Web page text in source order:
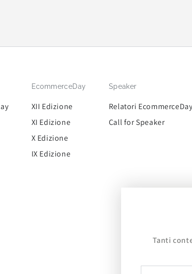
EcommerceDay
XII Edizione
XI Edizione
X Edizione
IX Edizione
Speaker
Relatori
Call for Speaker
Tanti